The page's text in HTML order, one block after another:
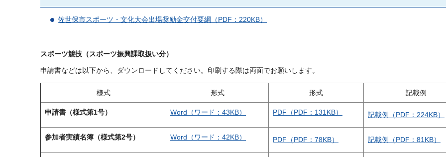
佐世保市スポーツ・文化大会出場奨励金交付要綱（PDF：220KB）
スポーツ競技（スポーツ振興課取扱い分）
申請書などは以下から、ダウンロードしてください。印刷する際は両面でお願いします。
様式 形式 形式 記載例
申請書（様式第1号） Word（ワード：43KB） PDF（PDF：131KB） 記載例（PDF：224KB）
参加者実績名簿（様式第2号） Word（ワード：42KB） PDF（PDF：78KB） 記載例（PDF：81KB）